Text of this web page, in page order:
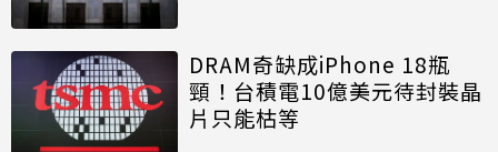
DRAM奇缺成iPhone 18瓶
頸！台積電10億美元待封裝晶
片只能枯等